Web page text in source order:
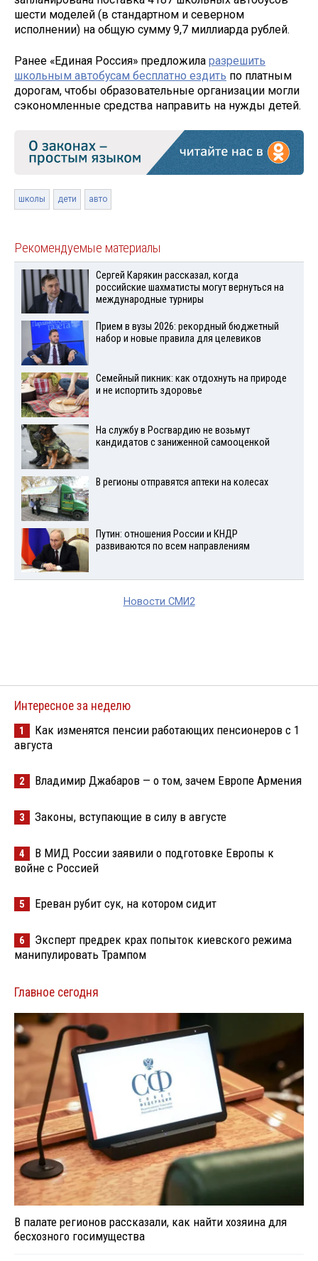
шести моделей (в стандартном и северном
исполнении) на общую сумму 9,7 миллиарда рублей.
Ранее «Единая Россия» предложила разрешить
школьным автобусам бесплатно ездить по платным
дорогам, чтобы образовательные организации могли
сэкономленные средства направить на нужды детей.
школы дети авто
Рекомендуемые материалы
Сергей Карякин рассказал, когда
российские шахматисты могут вернуться на
международные турниры
Прием в вузы 2026: рекордный бюджетный
набор и новые правила для целевиков
Семейный пикник: как отдохнуть на природе
и не испортить здоровье
На службу в Росгвардию не возьмут
кандидатов с заниженной самооценкой
В регионы отправятся аптеки на колесах
Путин: отношения России и КНДР
развиваются по всем направлениям
Новости СМИ2
Интересное за неделю
1
Как изменятся пенсии работающих пенсионеров с 1
августа
2 Владимир Джабаров — о том, зачем Европе Армения
3 Законы, вступающие в силу в августе
4
В МИД России заявили о подготовке Европы к
войне с Россией
5 Ереван рубит сук, на котором сидит
6
Эксперт предрек крах попыток киевского режима
манипулировать Трампом
Главное сегодня
В палате регионов рассказали, как найти хозяина для
бесхозного госимущества